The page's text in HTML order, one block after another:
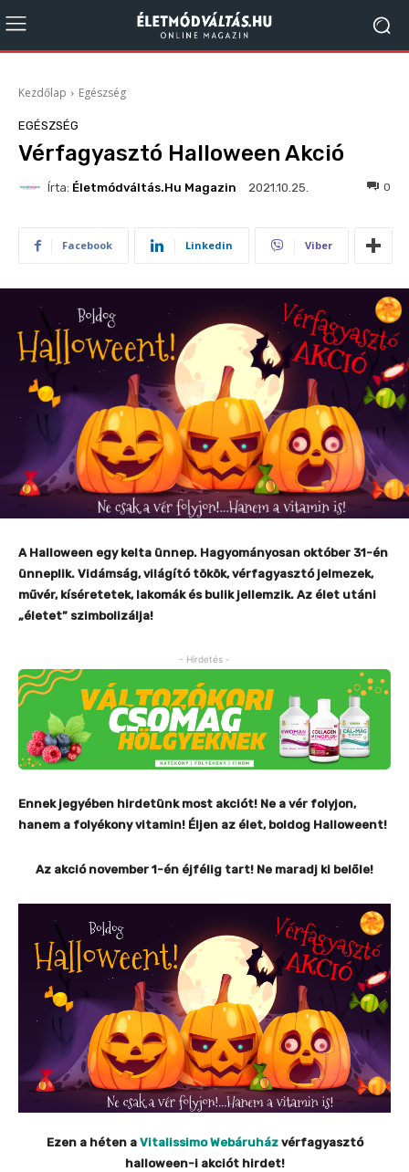
Kezdőlap Egészség
EGÉSZSÉG
Vérfagyasztó Halloween Akció
Írta: Életmódváltás.hu Magazin 2021.10.25. 0
Facebook Linkedin Viber
A Halloween egy kelta ünnep. Hagyományosan október 31-én
ünneplik. Vidámság, világító tökök, vérfagyasztó jelmezek,
művér, kíséretetek, lakomák és bulik jellemzik. Az élet utáni
„életet” szimbolizálja!
- Hirdetés -
Ennek jegyében hirdetünk most akciót! Ne a vér folyjon,
hanem a folyékony vitamin! Éljen az élet, boldog Halloweent!
Az akció november 1-én éjfélig tart! Ne maradj ki belőle!
Ezen a héten a Vitalissimo Webáruházvérfagyasztó
halloween-i akciót hirdet!